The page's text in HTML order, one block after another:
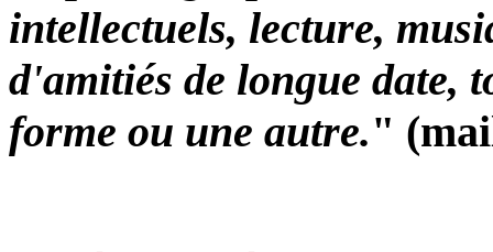
intellectuels, lecture,
d'amitiés de longue date,
forme ou une autre."